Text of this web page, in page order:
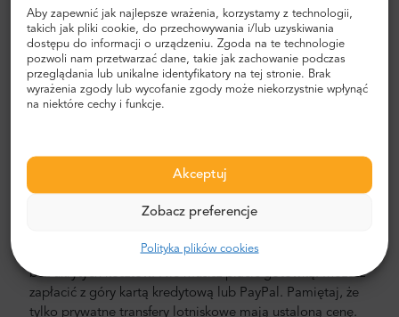
Aby zapewnić jak najlepsze wrażenia, korzystamy z technologii,
takich jak pliki cookie, do przechowywania i/lub uzyskiwania
dostępu do informacji o urządzeniu. Zgoda na te technologie
pozwoli nam przetwarzać dane, takie jak zachowanie podczas
przeglądania lub unikalne identyfikatory na tej stronie. Brak
wyrażenia zgody lub wycofanie zgody może niekorzystnie wpłynąć
na niektóre cechy i funkcje.
Akceptuj
Zobacz preferencje
Polityka plików cookies
Szukasz niezawodnego i niedrogiego transferu
lotniskowego? Zarezerwuj jeden z Mr.Shuttle, wybranym
przez podróżnika użytkownikiem Trip-Advisor. Oferujemy
transport door-to-door w nowych, nowoczesnych,
komfortowych, klimatyzowanych minivanach i minibusach
posługujących się językiem angielskim.
Koszt transferu z lotniska i miasta
jest niższa niż taksówki lotniskowej. Nasze ceny są stałe,
bez ukrytych kosztów. Nie musisz płacić gotówką. Możesz
zapłacić z góry kartą kredytową lub PayPal. Pamiętaj, że
tylko prywatne transfery lotniskowe mają ustaloną cenę.